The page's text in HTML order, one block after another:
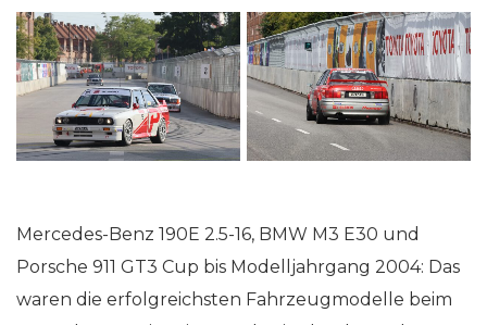
Mercedes-Benz 190E 2.5-16, BMW M3 E30 und
Porsche 911 GT3 Cup bis Modelljahrgang 2004: Das
waren die erfolgreichsten Fahrzeugmodelle beim